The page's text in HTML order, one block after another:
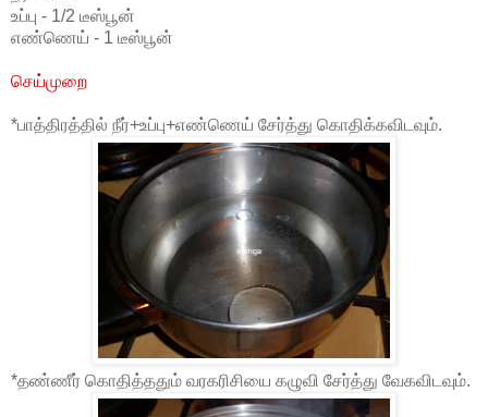
உப்பு - 1/2 டீஸ்பூன்
எண்ணெய் - 1 டீஸ்பூன்
செய்முறை
*பாத்திரத்தில் நீர்+உப்பு+எண்ணெய் சேர்த்து கொதிக்கவிடவும்.
*தண்ணீர் கொதித்ததும் வரகரிசியை கழுவி சேர்த்து வேகவிடவும்.